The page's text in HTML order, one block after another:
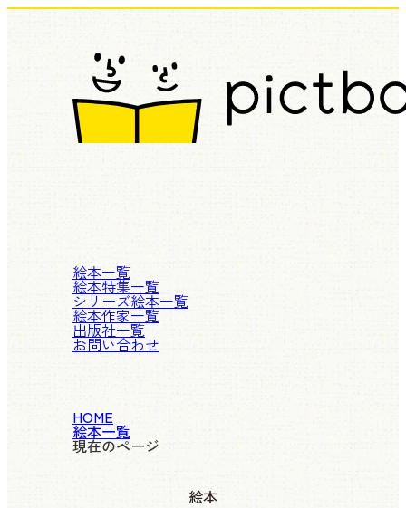
絵本一覧
絵本特集一覧
シリーズ絵本一覧
絵本作家一覧
出版社一覧
お問い合わせ
HOME
絵本一覧
現在のページ
絵本